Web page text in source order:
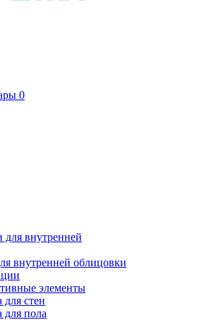
0
внутренней облицовки
элементы
стен
для пола